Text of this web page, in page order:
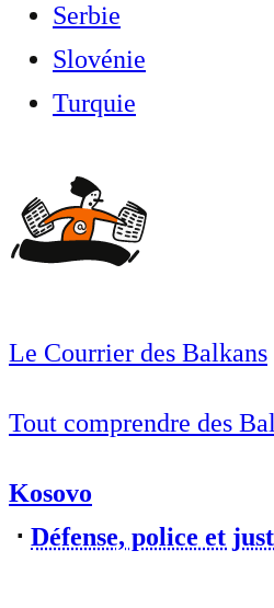
Serbie
Slovénie
Turquie
Le Courrier des Balkans
Tout comprendre des
Kosovo
⋅ Défense, police et